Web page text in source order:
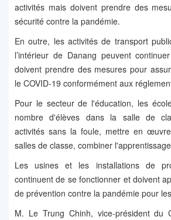
activités mais doivent prendre des
sécurité contre la pandémie.
En outre, les activités de transport
l’intérieur de Danang peuvent
doivent prendre des mesures pour
le COVID-19 conformément aux
Pour le secteur de l'éducation, les
nombre d'élèves dans la salle de
activités sans la foule, mettre en
salles de classe, combiner
Les usines et les installations de
continuent de se fonctionner et doivent
de prévention contre la pandémie pour
M. Le Trung Chinh, vice-président du